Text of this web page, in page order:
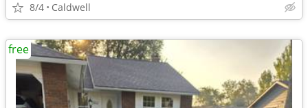
8/4 Caldwell
free